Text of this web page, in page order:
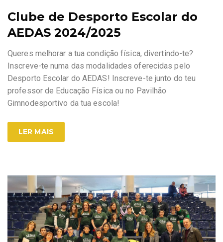
Clube de Desporto Escolar do
AEDAS 2024/2025
Queres melhorar a tua condição física, divertindo-te?
Inscreve-te numa das modalidades oferecidas pelo
Desporto Escolar do AEDAS! Inscreve-te junto do teu
professor de Educação Física ou no Pavilhão
Gimnodesportivo da tua escola!
LER MAIS